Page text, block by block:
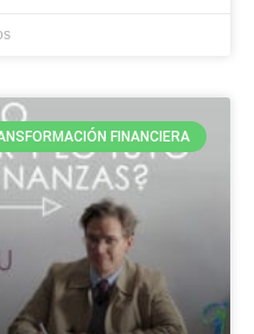
FINANCIERA